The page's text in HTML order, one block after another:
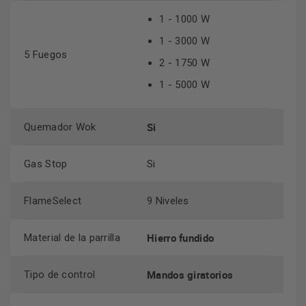
5 Fuegos
1 - 1000 W
1 - 3000 W
2 - 1750 W
1 - 5000 W
Quemador Wok Si
Gas Stop Si
FlameSelect 9 Niveles
Material de la parrilla Hierro fundido
Tipo de control Mandos giratorios